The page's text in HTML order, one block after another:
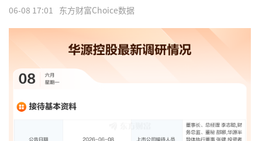
06-08 17:01 东方财富Choice数据